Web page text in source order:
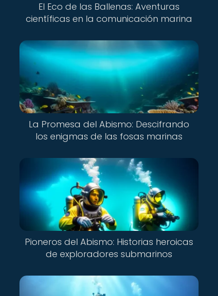
El Eco de las Ballenas: Aventuras
científicas en la comunicación marina
La Promesa del Abismo: Descifrando
los enigmas de las fosas marinas
Pioneros del Abismo: Historias heroicas
de exploradores submarinos